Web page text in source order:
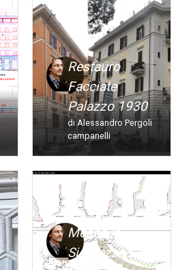
Restauro
Facciate
Palazzo 1930
di Alessandro Pergoli
campanelli
Messa In
Sicurezza E